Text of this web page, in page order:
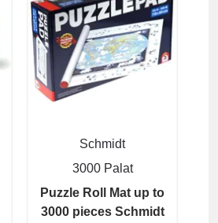
Schmidt
3000 Palat
Puzzle Roll Mat up to
3000 pieces Schmidt